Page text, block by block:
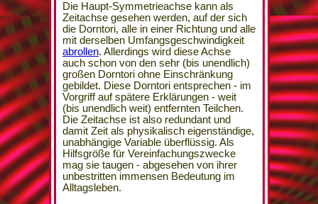
Die Haupt-Symmetrieachse kann als
Zeitachse gesehen werden, auf der sich
die Dorntori, alle in einer Richtung und alle
mit derselben Umfangsgeschwindigkeit
abrollen. Allerdings wird diese Achse
auch schon von den sehr (bis unendlich)
großen Dorntori ohne Einschränkung
gebildet. Diese Dorntori entsprechen - im
Vorgriff auf spätere Erklärungen - weit
(bis unendlich weit) entfernten Teilchen.
Die Zeitachse ist also redundant und
damit Zeit als physikalisch eigenständige,
unabhängige Variable überflüssig. Als
Hilfsgröße für Vereinfachungszwecke
mag sie taugen - abgesehen von ihrer
unbestritten immensen Bedeutung im
Alltagsleben.